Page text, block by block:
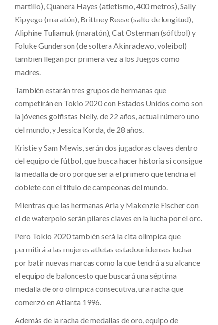
martillo), Quanera Hayes (atletismo, 400 metros), Sally
Kipyego (maratón), Brittney Reese (salto de longitud),
Aliphine Tuliamuk (maratón), Cat Osterman (sóftbol) y
Foluke Gunderson (de soltera Akinradewo, voleibol)
también llegan por primera vez a los Juegos como
madres.
También estarán tres grupos de hermanas que
competirán en Tokio 2020 con Estados Unidos como son
la jóvenes golfistas Nelly, de 22 años, actual número uno
del mundo, y Jessica Korda, de 28 años.
Kristie y Sam Mewis, serán dos jugadoras claves dentro
del equipo de fútbol, que busca hacer historia si consigue
la medalla de oro porque sería el primero que tendría el
doblete con el título de campeonas del mundo.
Mientras que las hermanas Aria y Makenzie Fischer con
el de waterpolo serán pilares claves en la lucha por el oro.
Pero Tokio 2020 también será la cita olímpica que
permitirá a las mujeres atletas estadounidenses luchar
por batir nuevas marcas como la que tendrá a su alcance
el equipo de baloncesto que buscará una séptima
medalla de oro olímpica consecutiva, una racha que
comenzó en Atlanta 1996.
Además de la racha de medallas de oro, equipo de